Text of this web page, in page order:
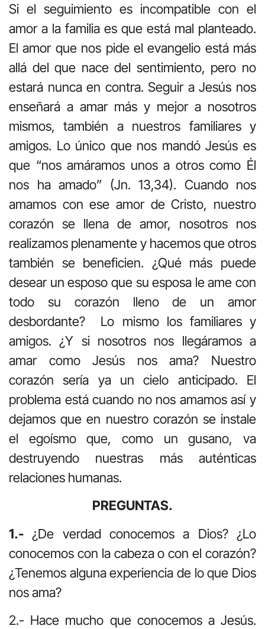
Si el seguimiento es incompatible con el
amor a la familia es que está mal planteado.
El amor que nos pide el evangelio está más
allá del que nace del sentimiento, pero no
estará nunca en contra. Seguir a Jesús nos
enseñará a amar más y mejor a nosotros
mismos, también a nuestros familiares y
amigos. Lo único que nos mandó Jesús es
que “nos amáramos unos a otros como Él
nos ha amado” (Jn. 13,34). Cuando nos
amamos con ese amor de Cristo, nuestro
corazón se llena de amor, nosotros nos
realizamos plenamente y hacemos que otros
también se beneficien. ¿Qué más puede
desear un esposo que su esposa le ame con
todo su corazón lleno de un amor
desbordante? Lo mismo los familiares y
amigos. ¿Y si nosotros nos llegáramos a
amar como Jesús nos ama? Nuestro
corazón sería ya un cielo anticipado. El
problema está cuando no nos amamos así y
dejamos que en nuestro corazón se instale
el egoísmo que, como un gusano, va
destruyendo nuestras más auténticas
relaciones humanas.
PREGUNTAS.
1.-¿De verdad conocemos a Dios? ¿Lo
conocemos con la cabeza o con el corazón?
¿Tenemos alguna experiencia de lo que Dios
nos ama?
2.- Hace mucho que conocemos a Jesús.